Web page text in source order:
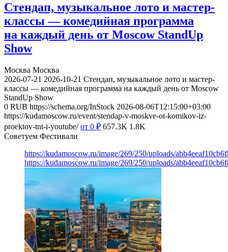
Стендап, музыкальное лото и мастер-
классы — комедийная программа
на каждый день от Moscow StandUp
Show
Москва Москва
2026-07-21 2026-10-21 Стендап, музыкальное лото и мастер-
классы — комедийная программа на каждый день от Moscow
StandUp Show
0 RUB https://schema.org/InStock 2026-08-06T12:15:00+03:00
https://kudamoscow.ru/event/stendap-v-moskve-ot-komikov-iz-
proektov-tnt-i-youtube/ от 0 ₽ 657.3K 1.8K
Советуем Фестивали
https://kudamoscow.ru/image/269/250/uploads/
https://kudamoscow.ru/image/269/250/uploads/